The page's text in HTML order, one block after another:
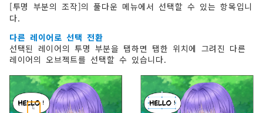
[투명 부분의 조작]의 풀다운 메뉴에서 선택할 수 있는 항목입니
다.
다른 레이어로 선택 전환
선택된 레이어의 투명 부분을 탭하면 탭한 위치에 그려진 다른
레이어의 오브젝트를 선택할 수 있습니다.